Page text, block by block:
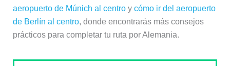
aeropuerto de Múnich al centroy cómo ir del aeropuerto
de Berlín al centro, donde encontrarás más consejos
prácticos para completar tu ruta por Alemania.